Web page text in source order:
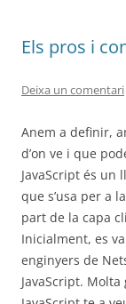
Els pros i
Deixa un comentari
Anem a definir,
d’on ve i que
JavaScript és un
que s’usa per a
part de la capa
Inicialment, es
enginyers de
JavaScript.